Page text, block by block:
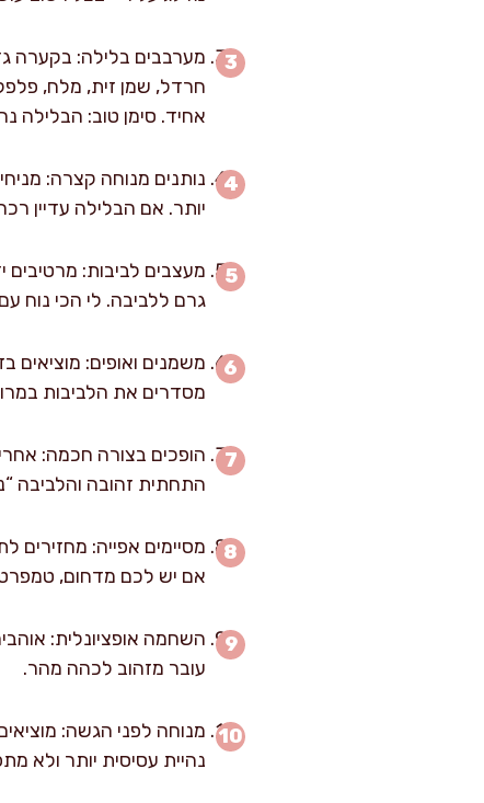
מערבבים בלילה: בקערה
אחיד. סימן טוב: הבלילה
יותר. אם הבלילה עדיין רכה מאוד, מוסיפים עוד
גרם ללביבה. לי הכי נוח
מסדרים את הלביבות במרווח של 2 ס"מ זו מזו. מכניסים לתנור
התחתית זהובה והלביבה “נפרדת”
אם יש לכם מדחום, טמפרטורת
עובר מזהוב לכהה מהר.
נהיית עסיסית יותר ולא